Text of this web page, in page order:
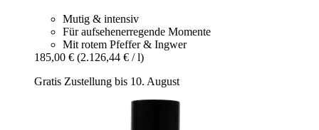
Mutig & intensiv
Für aufsehenerregende Momente
Mit rotem Pfeffer & Ingwer
185,00 € (2.126,44 € / l)
Gratis Zustellung bis 10. August